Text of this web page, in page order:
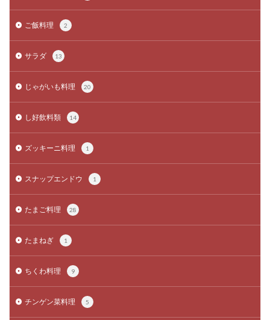
ご飯料理 2
サラダ 13
じゃがいも料理 20
し好飲料類 14
ズッキーニ料理 1
スナップエンドウ 1
たまご料理 28
たまねぎ 1
ちくわ料理 9
チンゲン菜料理 5